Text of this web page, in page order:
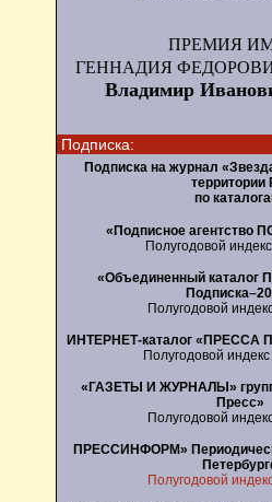
ПРЕМИЯ
ГЕННАДИЯ
Владимир
Подписка:
Подписка на журнал
территории
по
«Подписное агентство
Полугодовой
«Объединенный
Полугодовой
ИНТЕРНЕТ-каталог «ПРЕССА
Полугодовой
«ГАЗЕТЫ И ЖУРНАЛЫ»
Пресс»
Полугодовой
ПРЕССИНФОРМ»
Полугодовой